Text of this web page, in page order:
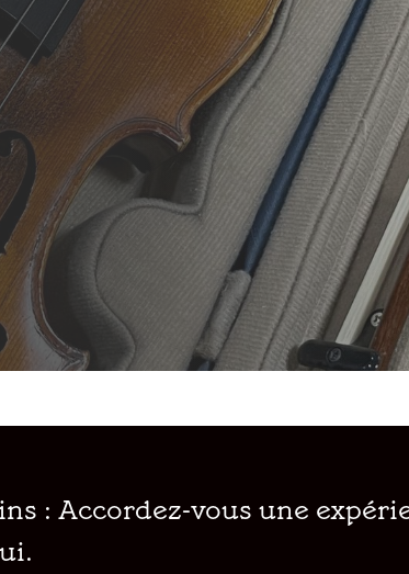
: Accordez-vous une